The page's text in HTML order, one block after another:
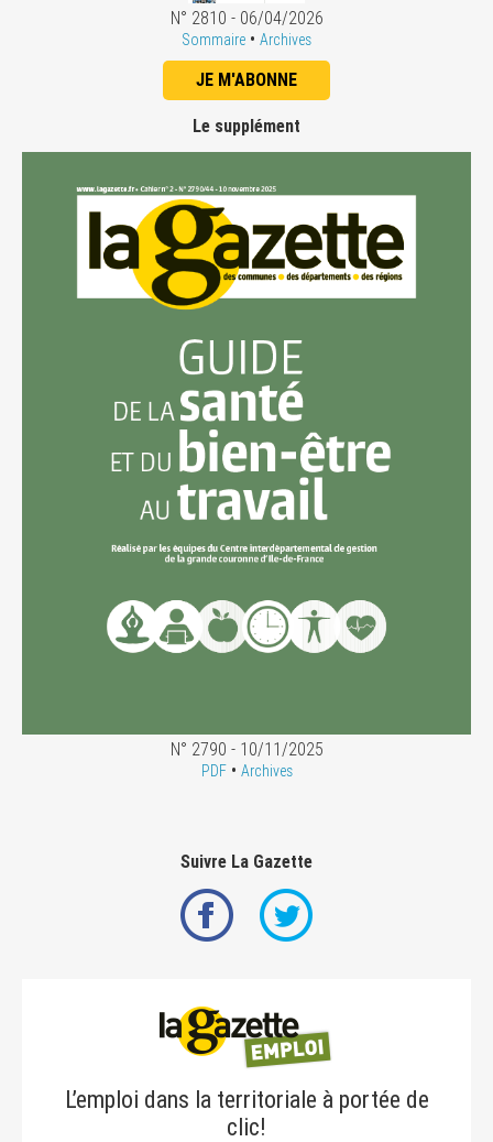
N° 2810 - 06/04/2026
Sommaire • Archives
JE M'ABONNE
Le supplément
N° 2790 - 10/11/2025
PDF• Archives
Suivre La Gazette
L’emploi dans la territoriale à portée de
clic!